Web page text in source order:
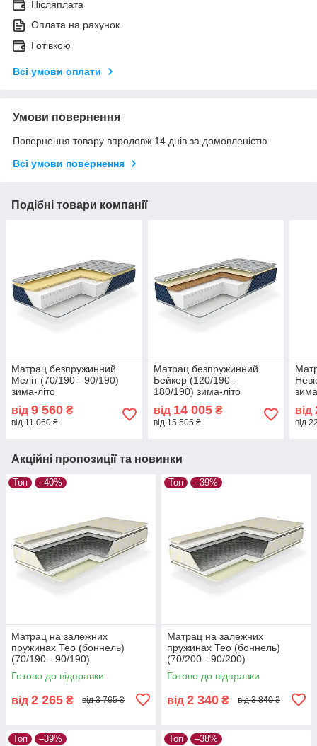
Післяплата
Оплата на рахунок
Готівкою
Всі умови оплати
Умови повернення
Повернення товару впродовж 14 днів за домовленістю
Всі умови повернення
Подібні товари компанії
Матрац безпружинний
Меліт (70/190 - 90/190)
зима-літо
від 9 560 ₴
від 11 060 ₴
Матрац безпружинний
Бейкер (120/190 -
180/190) зима-літо
від 14 005₴
від 15 505 ₴
від
від
Акційні пропозиції та новинки
Топ –40%
Матрац на залежних
пружинах Тео (боннель)
(70/190 - 90/190)
Готово до відправки
від 2 265 ₴ від 3 765 ₴
Топ –39%
Матрац на залежних
пружинах Тео (боннель)
(70/200 - 90/200)
Готово до відправки
від 2 340 ₴ від 3 840 ₴
Топ –39% Топ –38%